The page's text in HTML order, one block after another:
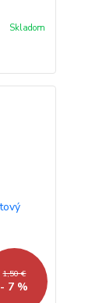
Skladom
1,50 €
- 7 %